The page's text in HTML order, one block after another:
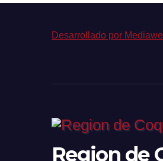
Desarrollado por
Region de